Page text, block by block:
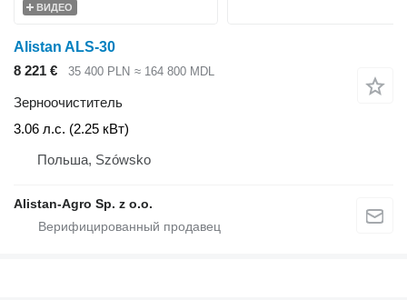
ВИДЕО
Alistan ALS-30
8 221 €
35 400 PLN ≈ 164 800 MDL
Зерноочиститель
3.06 л.с. (2.25 кВт)
Польша, Szówsko
Alistan-Agro Sp. z o.o.